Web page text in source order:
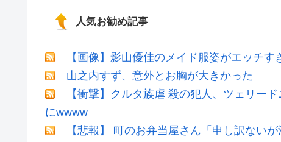
人気お勧め記事
【画像】影山優佳のメイド服姿がエッチす
山之内すず、意外とお胸が大きかった
【衝撃】クルタ族虐 殺の犯人、ツェリー
にwwww
【悲報】 町のお弁当屋さん「申し訳ない